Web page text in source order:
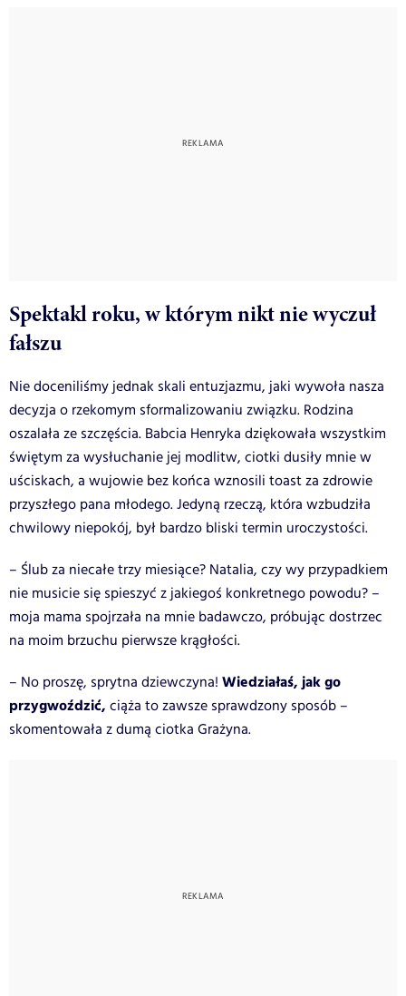
Spektakl roku, w którym nikt nie wyczuł
fałszu
Nie doceniliśmy jednak skali entuzjazmu, jaki wywoła nasza
decyzja o rzekomym sformalizowaniu związku. Rodzina
oszalała ze szczęścia. Babcia Henryka dziękowała wszystkim
świętym za wysłuchanie jej modlitw, ciotki dusiły mnie w
uściskach, a wujowie bez końca wznosili toast za zdrowie
przyszłego pana młodego. Jedyną rzeczą, która wzbudziła
chwilowy niepokój, był bardzo bliski termin uroczystości.
– Ślub za niecałe trzy miesiące? Natalia, czy wy przypadkiem
nie musicie się spieszyć z jakiegoś konkretnego powodu? –
moja mama spojrzała na mnie badawczo, próbując dostrzec
na moim brzuchu pierwsze krągłości.
– No proszę, sprytna dziewczyna! Wiedziałaś, jak go
przygwoździć, ciąża to zawsze sprawdzony sposób –
skomentowała z dumą ciotka Grażyna.